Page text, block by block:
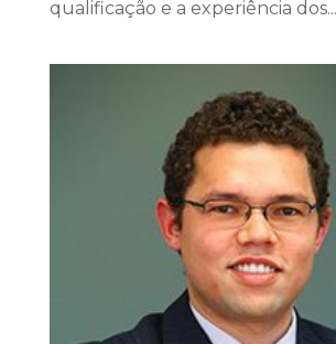
qualificação e a experiência dos...